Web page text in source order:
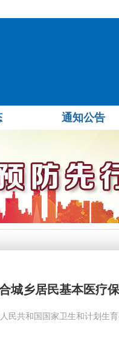
通知公告
城乡居民基本医疗
民共和国国家卫生和计划生